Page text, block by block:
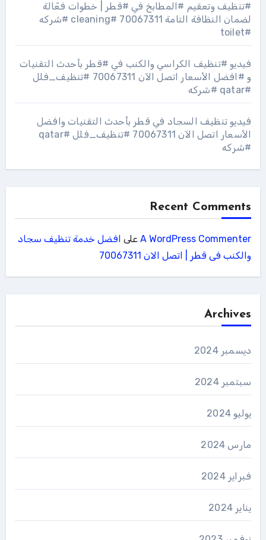
#تنظيف وتعقيم #المطابخ في #قطر | خطوات فعّالة
لضمان النظافة التامة 70067311 #cleaning #شركه
#toilet
فيديو #تنظيف الكراسي والكنب في #قطر بأحدث التقنيات
و #افضل الأسعار اتصل الآن 70067311 #تنظيف_فلل
#qatar #شركه
فيديو تنظيف السجاد في قطر بأحدث التقنيات وافضل
الأسعار اتصل الآن 70067311 #تنظيف_فلل #qatar
#شركه
Recent Comments
A WordPress Commenterعلى افضل خدمة تنظيف سجاد
والكنب فى قطر | اتصل الان 70067311
Archives
ديسمبر 2024
سبتمبر 2024
يوليو 2024
مارس 2024
فبراير 2024
يناير 2024